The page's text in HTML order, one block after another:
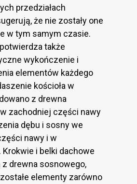
przedziałach
że nie zostały one
w tym samym czasie.
także
wykończenie i
elementów każdego
kościoła w
z drewna
zachodniej części nawy
dębu i sosny we
nawy i w
i belki dachowe
drewna sosnowego,
elementy zarówno